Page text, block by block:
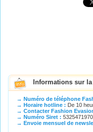
Informations sur
→ Numéro de téléphone
→ Horaire hotline : De 10
→ Contacter Fashion
→ Numéro Siret :
→ Envoie mensuel de